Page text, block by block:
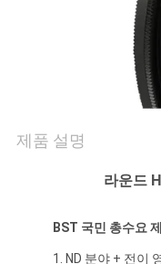
회
제품 설명
라운드
BST 국민 총수요
1. ND 분야 + 전이